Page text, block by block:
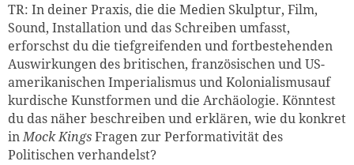
TR: In deiner Praxis, die die Medien Skulptur, Film,
Sound, Installation und das Schreiben umfasst,
erforschst du die tiefgreifenden und fortbestehenden
Auswirkungen des britischen, französischen und US-
amerikanischen Imperialismus und Kolonialismusauf
kurdische Kunstformen und die Archäologie. Könntest
du das näher beschreiben und erklären, wie du konkret
inMock KingsFragen zur Performativität des
Politischen verhandelst?